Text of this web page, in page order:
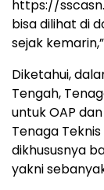
https://
bisa dilihat di
sejak
Diketahui,
Tengah,
untuk OAP
Tenaga Teknis
dikhususnya
yakni